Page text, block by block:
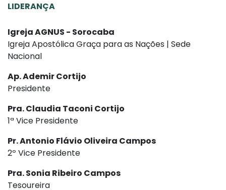
LIDERANÇA
Igreja AGNUS - Sorocaba
Igreja Apostólica Graça para as Nações | Sede
Nacional
Ap. Ademir Cortijo
Presidente
Pra. Claudia Taconi Cortijo
1ª Vice Presidente
Pr. Antonio Flávio Oliveira Campos
2º Vice Presidente
Pra. Sonia Ribeiro Campos
Tesoureira